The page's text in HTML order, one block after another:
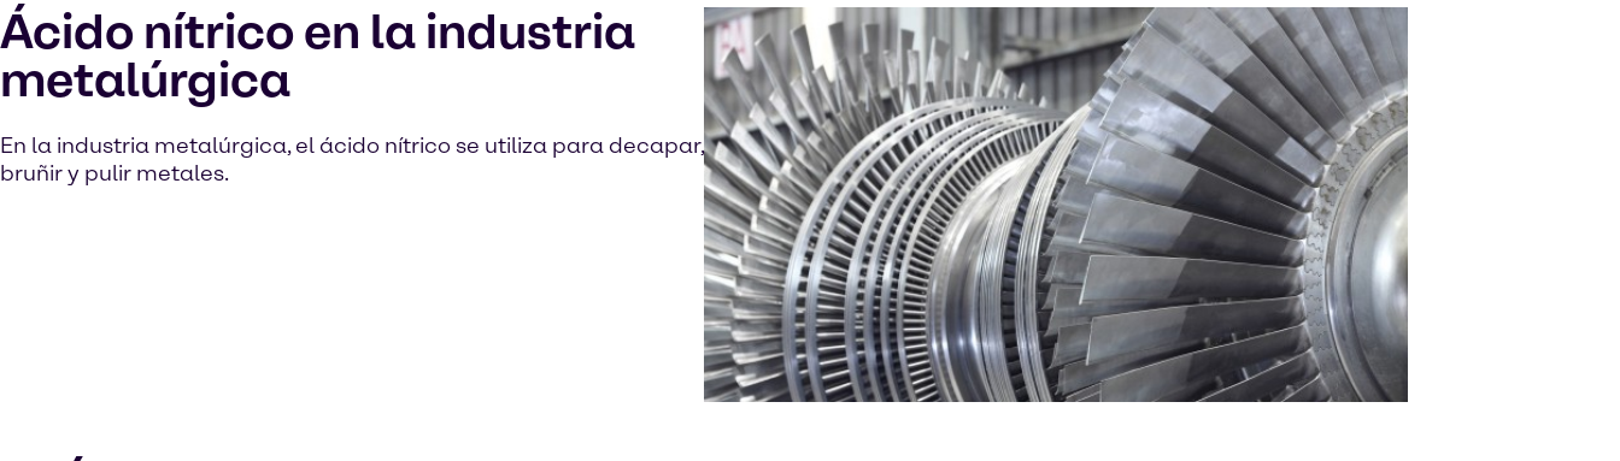
Ácido nítrico en la industria
metalúrgica
En la industria metalúrgica, el ácido nítrico se utiliza para decapar,
bruñir y pulir metales.